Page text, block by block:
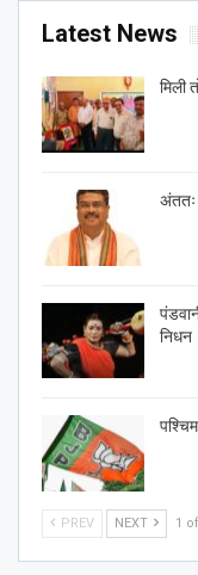
Latest News
मिली
अंततः
निधन
PREV NEXT 1